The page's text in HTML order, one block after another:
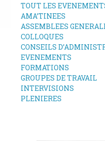
TOUT LES
AMA’TINEES
ASSEMBLEES
COLLOQUES
CONSEILS
EVENEMENTS
FORMATIONS
GROUPES DE TRAVAIL
INTERVISIONS
PLENIERES